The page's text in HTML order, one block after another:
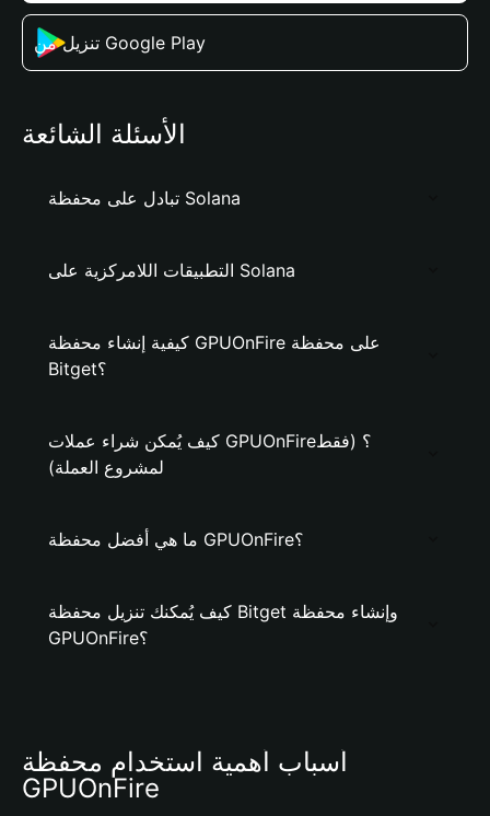
تنزيل من Google Play
الأسئلة الشائعة
تبادل على محفظة Solana
التطبيقات اللامركزية على Solana
كيفية إنشاء محفظة GPUOnFire على محفظة
Bitget؟
كيف يُمكن شراء عملات GPUOnFire؟ (فقط
لمشروع العملة)
ما هي أفضل محفظة GPUOnFire؟
كيف يُمكنك تنزيل محفظة Bitget وإنشاء محفظة
GPUOnFire؟
أسباب أهمية استخدام محفظة
GPUOnFire